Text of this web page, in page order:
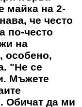
майка на 2-
че често
по-често
на
особено,
"Не се
Мъжете
Обичат да ми